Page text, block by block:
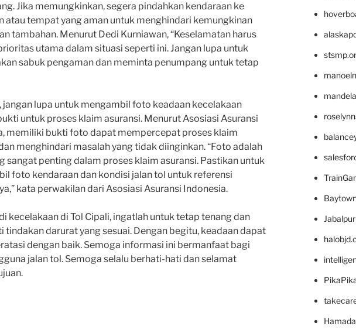
Jika memungkinkan, segera pindahkan kendaraan ke
atau tempat yang aman untuk menghindari kemungkinan
tambahan. Menurut Dedi Kurniawan, “Keselamatan harus
utama dalam situasi seperti ini. Jangan lupa untuk
sabuk pengaman dan meminta penumpang untuk tetap
jangan lupa untuk mengambil foto keadaan kecelakaan
untuk proses klaim asuransi. Menurut Asosiasi Asuransi
memiliki bukti foto dapat mempercepat proses klaim
menghindari masalah yang tidak diinginkan. “Foto adalah
sangat penting dalam proses klaim asuransi. Pastikan untuk
foto kendaraan dan kondisi jalan tol untuk referensi
kata perwakilan dari Asosiasi Asuransi Indonesia.
kecelakaan di Tol Cipali, ingatlah untuk tetap tenang dan
tindakan darurat yang sesuai. Dengan begitu, keadaan dapat
dengan baik. Semoga informasi ini bermanfaat bagi
jalan tol. Semoga selalu berhati-hati dan selamat